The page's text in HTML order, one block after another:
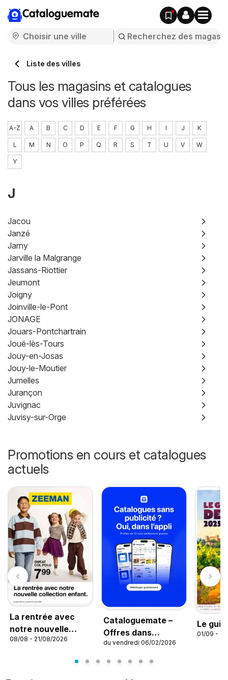
Cataloguemate
Liste des villes
Tous les magasins et catalogues
dans vos villes préférées
A-Z A B C D E F G H I J K
L M N O P Q R S T U V W
Y
J
Jacou
Janzé
Jarny
Jarville la Malgrange
Jassans-Riottier
Jeumont
Joigny
Joinville-le-Pont
JONAGE
Jouars-Pontchartrain
Joué-lès-Tours
Jouy-en-Josas
Jouy-le-Moutier
Jumelles
Jurançon
Juvignac
Juvisy-sur-Orge
Promotions en cours et catalogues
actuels
La rentrée avec
notre nouvelle
collection enfant
08/08 - 21/08/2026
Cataloguemate –
Offres dans
l’application
du vendredi 06/02/2026
Le
01/09 -